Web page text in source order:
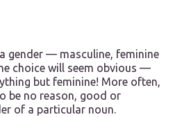
gender — masculine, feminine
choice will seem obvious —
but feminine! More often,
be no reason, good or
of a particular noun.